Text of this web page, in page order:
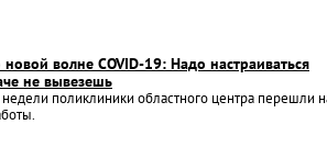
новой волне COVID-19: Надо настраиваться
не вывезешь
поликлиники областного центра перешли